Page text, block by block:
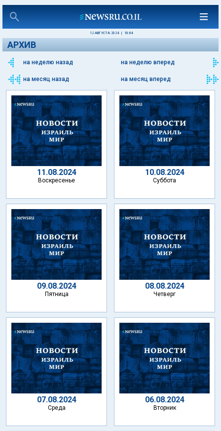
12 АВГУСТА 2024 10:04
АРХИВ
на месяц назад
на неделю назад на неделю вперед
на месяц вперед
11.08.2024
Воскресенье
10.08.2024
Суббота
09.08.2024
Пятница
08.08.2024
Четверг
07.08.2024
Среда
06.08.2024
Вторник